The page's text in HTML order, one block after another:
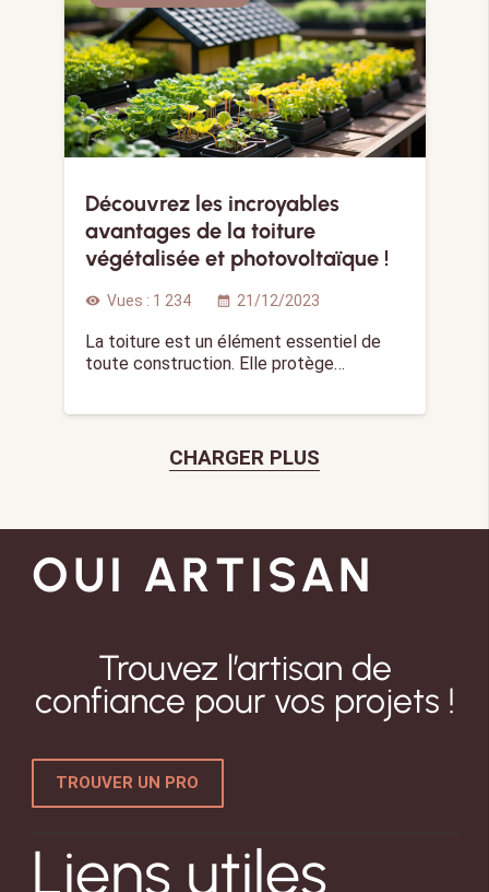
Découvrez les incroyables
avantages de la toiture
végétalisée et photovoltaïque !
visibility Vues : 1 234 calendar_month 21/12/2023
La toiture est un élément essentiel de
toute construction. Elle protège…
CHARGER PLUS
OUI ARTISAN
Trouvez l’artisan de
confiance pour vos projets !
TROUVER UN PRO
Liens utiles